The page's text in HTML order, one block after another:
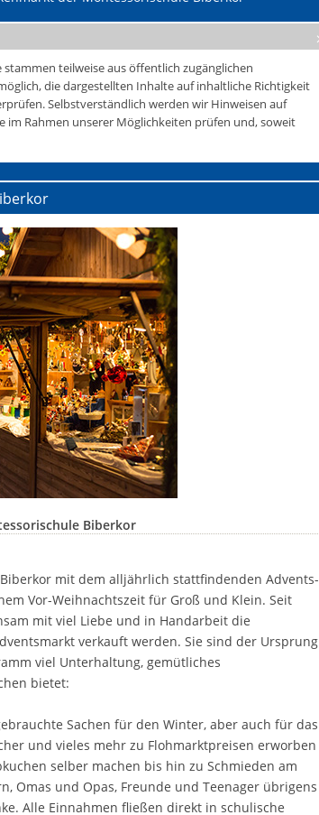
teilweise aus öffentlich zugänglichen
die dargestellten Inhalte auf inhaltliche Richtigkeit
Selbstverständlich werden wir Hinweisen auf
Rahmen unserer Möglichkeiten prüfen und, soweit
Biberkor
mit dem alljährlich stattfindenden Advents-
Vor-Weihnachtszeit für Groß und Klein. Seit
mit viel Liebe und in Handarbeit die
verkauft werden. Sie sind der Ursprung
viel Unterhaltung, gemütliches
bietet:
Sachen für den Winter, aber auch für das
und vieles mehr zu Flohmarktpreisen erworben
selber machen bis hin zu Schmieden am
Omas und Opas, Freunde und Teenager übrigens
Alle Einnahmen fließen direkt in schulische